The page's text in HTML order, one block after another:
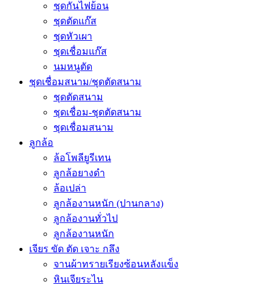
ชุดกันไฟย้อน
ชุดตัดแก๊ส
ชุดหัวเผา
ชุดเชื่อมแก๊ส
นมหนูตัด
ชุดเชื่อมสนาม/ชุดตัดสนาม
ชุดตัดสนาม
ชุดเชื่อม-ชุดตัดสนาม
ชุดเชื่อมสนาม
ลูกล้อ
ล้อโพลียูรีเทน
ลูกล้อยางดำ
ล้อเปล่า
ลูกล้องานหนัก (ปานกลาง)
ลูกล้องานทั่วไป
ลูกล้องานหนัก
เจียร ขัด ตัด เจาะ กลึง
จานผ้าทรายเรียงซ้อนหลังแข็ง
หินเจียระไน